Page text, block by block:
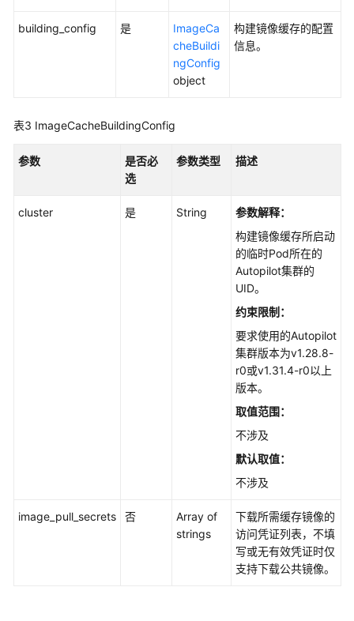
（Autopilot）
理
building_config 是
ImageCa
cheBuildi
ngConfig
object
构建镜像缓存的配置
信息。
表3 ImageCacheBuildingConfig
参数
是否必
选
参数类型 描述
cluster 是 String
参数解释：
构建镜像缓存所启动
的临时Pod所在的
Autopilot集群的
UID。
约束限制：
要求使用的Autopilot
集群版本为v1.28.8-
r0或v1.31.4-r0以上
版本。
取值范围：
不涉及
默认取值：
不涉及
image_pull_secrets 否
Array of
strings
下载所需缓存镜像的
访问凭证列表，不填
写或无有效凭证时仅
支持下载公共镜像。